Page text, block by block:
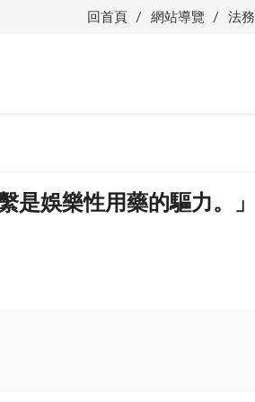
回首頁 網站導覽 法
是娛樂性用藥的驅力。